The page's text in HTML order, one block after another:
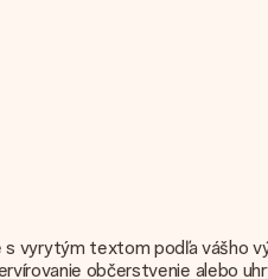
vyrytým textom podľa vášho
občerstvenie alebo